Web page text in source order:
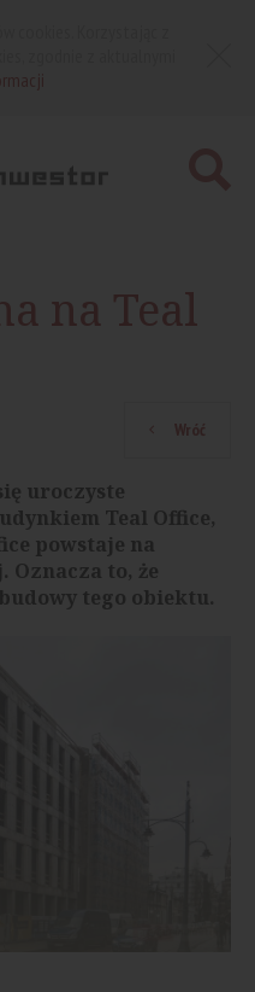
na Teal
Wróć
uroczyste
Teal Office,
powstaje na
Oznacza to, że
tego obiektu.